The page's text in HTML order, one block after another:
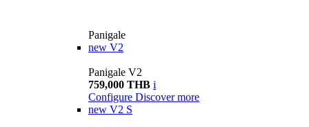
Panigale
new V2
Panigale V2
759,000 THB i
Configure Discover more
new V2 S